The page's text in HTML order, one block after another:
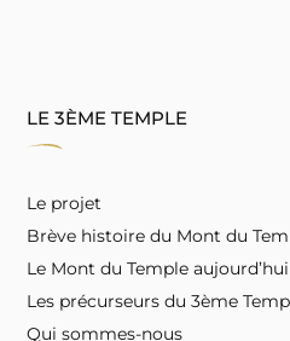
LE 3ÈME TEMPLE
Le projet
Brève histoire du Mont du
Le Mont du Temple aujourd’hui
Les précurseurs du 3ème
Qui sommes-nous